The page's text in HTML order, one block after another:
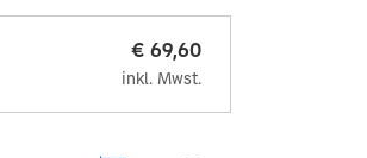
€ 69,60
inkl. Mwst.